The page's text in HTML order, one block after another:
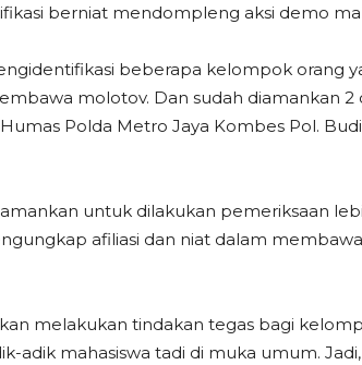
berniat mendompleng aksi demo
beberapa kelompok orang
molotov. Dan sudah diamankan 2
Polda Metro Jaya Kombes Pol.
untuk dilakukan pemeriksaan
afiliasi dan niat dalam
melakukan tindakan tegas bagi
adik mahasiswa tadi di muka umum.